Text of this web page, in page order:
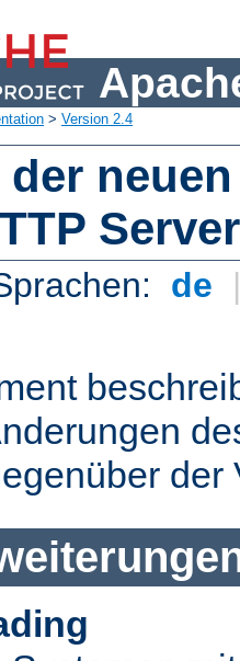
> Version 2.4
de
der